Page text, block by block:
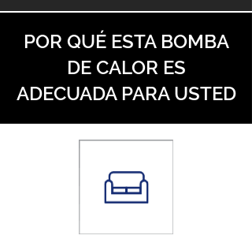
POR QUÉ ESTA BOMBA
DE CALOR ES
ADECUADA PARA USTED